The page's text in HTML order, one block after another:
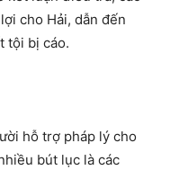
cho Hải, dẫn đến
tội bị cáo.
hỗ trợ pháp lý cho
bút lục là các